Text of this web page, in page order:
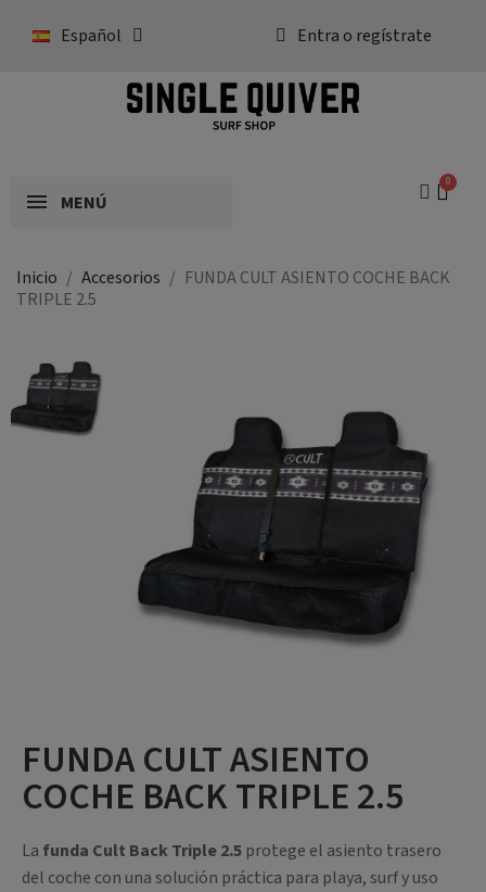
Español Entra o regístrate
MENÚ
Inicio Accesorios
FUNDA CULT ASIENTO COCHE BACK
TRIPLE 2.5
FUNDA CULT ASIENTO
COCHE BACK TRIPLE 2.5
La funda Cult Back Triple 2.5 protege el asiento trasero
del coche con una solución práctica para playa, surf y uso